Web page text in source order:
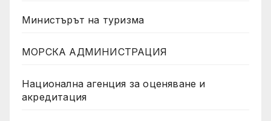
Министърът на туризма
МОРСКА АДМИНИСТРАЦИЯ
Национална агенция за оценяване и
акредитация